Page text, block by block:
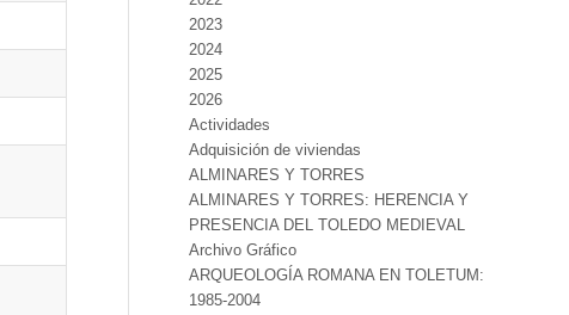
2023
2024
2025
2026
Actividades
Adquisición de viviendas
ALMINARES Y TORRES
ALMINARES Y TORRES: HERENCIA Y
PRESENCIA DEL TOLEDO MEDIEVAL
Archivo Gráfico
ARQUEOLOGÍA ROMANA EN TOLETUM:
1985-2004